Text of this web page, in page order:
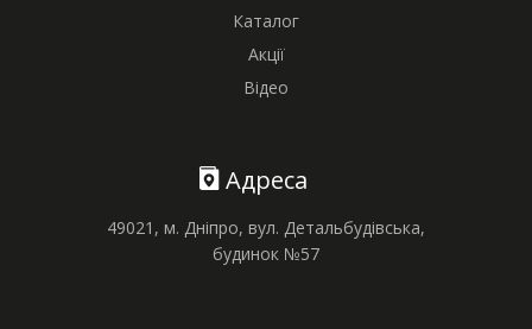
Каталог
Акції
Відео
Адреса
49021, м. Дніпро, вул. Детальбудівська,
будинок №57